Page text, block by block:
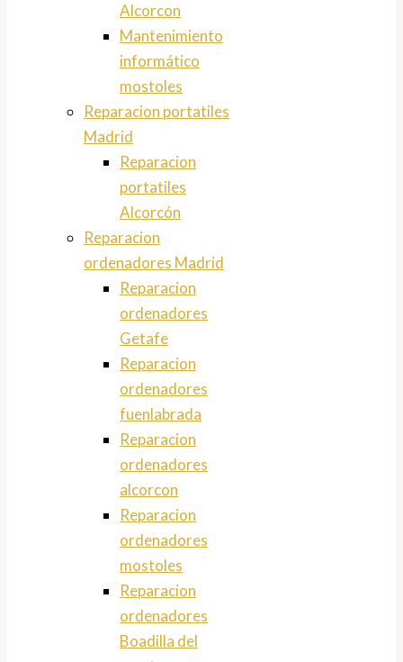
Alcorcon
Mantenimiento
informático
mostoles
Reparacion portatiles
Madrid
Reparacion
portatiles
Alcorcón
Reparacion
ordenadores Madrid
Reparacion
ordenadores
Getafe
Reparacion
ordenadores
fuenlabrada
Reparacion
ordenadores
alcorcon
Reparacion
ordenadores
mostoles
Reparacion
ordenadores
Boadilla del